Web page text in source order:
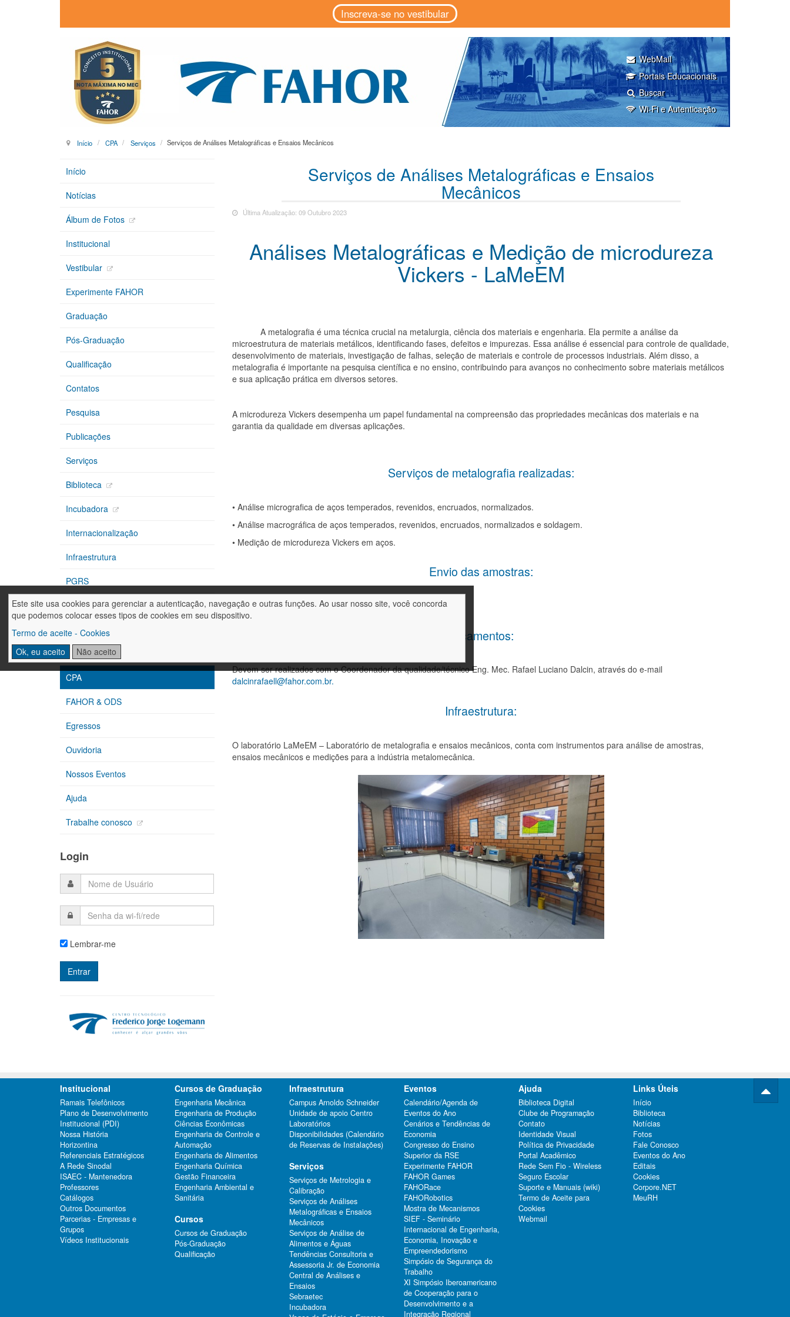
Este site usa cookies para gerenciar a autenticação, navegação e outras funções. Ao usar nosso site, você concorda
que podemos colocar esses tipos de cookies em seu dispositivo.
Termo de aceite - Cookies
Ok, eu aceito
Não aceito
Inscreva-se no vestibular
WebMail
Portais Educacionais
Buscar
Wi-Fi e Autenticação
Início CPA Serviços Serviços de Análises Metalográficas e Ensaios Mecânicos
Serviços de Análises Metalográficas e Ensaios
Mecânicos
Última Atualização: 09 Outubro 2023
Análises Metalográficas e Medição de microdureza
Vickers - LaMeEM
A metalografia é uma técnica crucial na metalurgia, ciência dos materiais e engenharia. Ela permite a análise da
microestrutura de materiais metálicos, identificando fases, defeitos e impurezas. Essa análise é essencial para controle de qualidade,
desenvolvimento de materiais, investigação de falhas, seleção de materiais e controle de processos industriais. Além disso, a
metalografia é importante na pesquisa científica e no ensino, contribuindo para avanços no conhecimento sobre materiais metálicos
e sua aplicação prática em diversos setores.
A microdureza Vickers desempenha um papel fundamental na compreensão das propriedades mecânicas dos materiais e na
garantia da qualidade em diversas aplicações.
Serviços de metalografia realizadas:
• Análise micrografica de aços temperados, revenidos, encruados, normalizados.
• Análise macrográfica de aços temperados, revenidos, encruados, normalizados e soldagem.
• Medição de microdureza Vickers em aços.
Envio das amostras:
Busque enviá-los embalados em suas respectivas caixas.
Orçamentos:
Devem ser realizados com o Coordenador da qualidade/técnico Eng. Mec. Rafael Luciano Dalcin, através do e-mail
dalcinrafaell@fahor.com.br.
Infraestrutura:
O laboratório LaMeEM – Laboratório de metalografia e ensaios mecânicos, conta com instrumentos para análise de amostras,
ensaios mecânicos e medições para a indústria metalomecânica.
Início
Notícias
Álbum de Fotos
Institucional
Vestibular
Experimente FAHOR
Graduação
Pós-Graduação
Qualificação
Contatos
Pesquisa
Publicações
Serviços
Biblioteca
Incubadora
Internacionalização
Infraestrutura
PGRS
CIPA
Extensão
Núcleos de Apoio
CPA
FAHOR & ODS
Egressos
Ouvidoria
Nossos Eventos
Ajuda
Trabalhe conosco
Login
Lembrar-me
Institucional
Ramais Telefônicos
Plano de Desenvolvimento
Institucional (PDI)
Nossa História
Horizontina
Referenciais Estratégicos
A Rede Sinodal
ISAEC - Mantenedora
Professores
Catálogos
Outros Documentos
Parcerias - Empresas e
Grupos
Vídeos Institucionais
Cursos de Graduação
Engenharia Mecânica
Engenharia de Produção
Ciências Econômicas
Engenharia de Controle e
Automação
Engenharia de Alimentos
Engenharia Química
Gestão Financeira
Engenharia Ambiental e
Sanitária
Cursos
Cursos de Graduação
Pós-Graduação
Qualificação
Infraestrutura
Campus Arnoldo Schneider
Unidade de apoio Centro
Laboratórios
Disponibilidades (Calendário
de Reservas de Instalações)
Serviços
Serviços de Metrologia e
Calibração
Serviços de Análises
Metalográficas e Ensaios
Mecânicos
Serviços de Análise de
Alimentos e Águas
Tendências Consultoria e
Assessoria Jr. de Economia
Central de Análises e
Ensaios
Sebraetec
Incubadora
Eventos
Calendário/Agenda de
Eventos do Ano
Cenários e Tendências de
Economia
Congresso do Ensino
Superior da RSE
Experimente FAHOR
FAHOR Games
FAHORace
FAHORobotics
Mostra de Mecanismos
SIEF - Seminário
Internacional de Engenharia,
Economia, Inovação e
Empreendedorismo
Simpósio de Segurança do
Trabalho
XI Simpósio Iberoamericano
de Cooperação para o
Desenvolvimento e a
Integração Regional
Ajuda
Biblioteca Digital
Clube de Programação
Contato
Identidade Visual
Política de Privacidade
Portal Acadêmico
Rede Sem Fio - Wireless
Seguro Escolar
Suporte e Manuais (wiki)
Termo de Aceite para
Cookies
Webmail
Links Úteis
Início
Biblioteca
Notícias
Fotos
Fale Conosco
Eventos do Ano
Editais
Cookies
Corpore.NET
MeuRH